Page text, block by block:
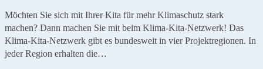
Möchten Sie sich mit Ihrer Kita für mehr Klimaschutz stark
machen? Dann machen Sie mit beim Klima-Kita-Netzwerk! Das
Klima-Kita-Netzwerk gibt es bundesweit in vier Projektregionen. In
jeder Region erhalten die…